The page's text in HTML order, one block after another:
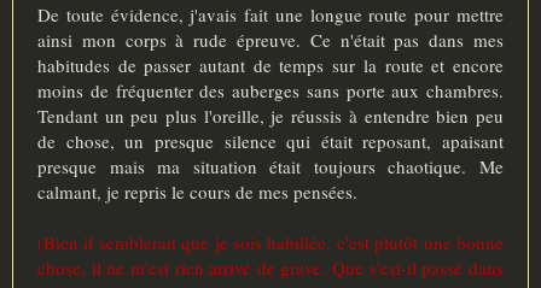
De toute évidence, j'avais fait une longue route pour mettre
ainsi mon corps à rude épreuve. Ce n'était pas dans mes
habitudes de passer autant de temps sur la route et encore
moins de fréquenter des auberges sans porte aux chambres.
Tendant un peu plus l'oreille, je réussis à entendre bien peu
de chose, un presque silence qui était reposant, apaisant
presque mais ma situation était toujours chaotique. Me
calmant, je repris le cours de mes pensées.
(Bien il semblerait que je sois habillée, c'est plutôt une bonne
chose, il ne m'est rien arrivé de grave. Que s'est-il passé dans